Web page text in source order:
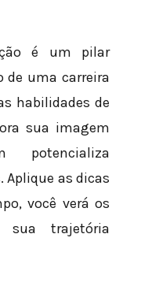
é um pilar
uma carreira
habilidades de
sua imagem
potencializa
as dicas
você verá os
sua trajetória